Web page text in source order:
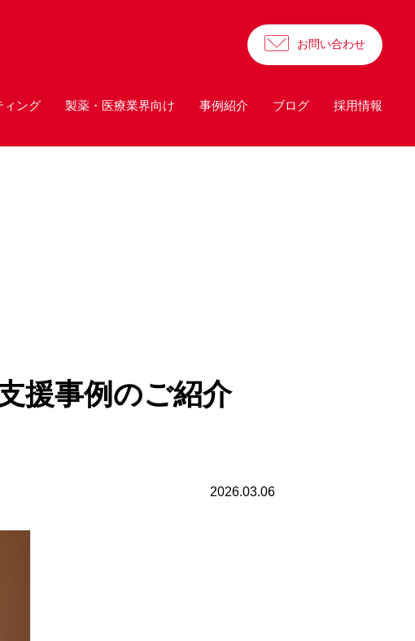
お問い合わせ
ィング 製薬・医療業界向け 事例紹介 ブログ 採用情報
援事例のご紹介
2026.03.06